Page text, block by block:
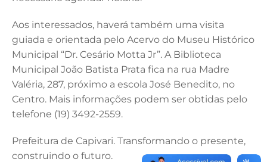
Aos interessados, haverá também uma visita
guiada e orientada pelo Acervo do Museu Histórico
Municipal “Dr. Cesário Motta Jr”. A Biblioteca
Municipal João Batista Prata fica na rua Madre
Valéria, 287, próximo a escola José Benedito, no
Centro. Mais informações podem ser obtidas pelo
telefone (19) 3492-2559.
Prefeitura de Capivari. Transformando o presente,
construindo o futuro.